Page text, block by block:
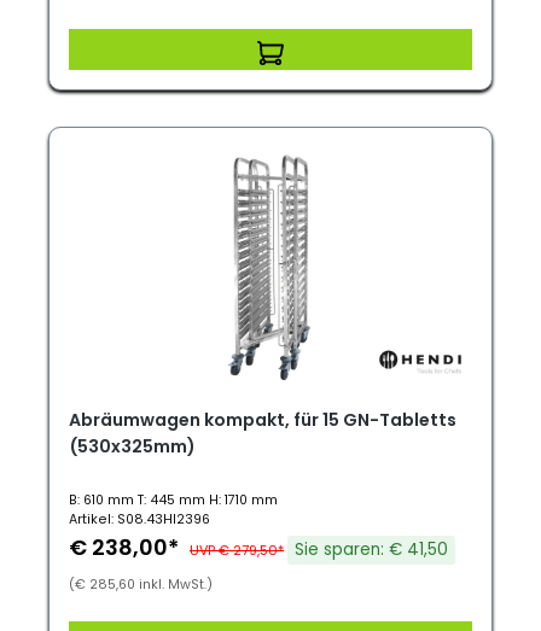
Abräumwagen kompakt, für 15 GN-Tabletts
(530x325mm)
B: 610 mm T: 445 mm H: 1710 mm
Artikel: S08.43HI2396
€ 238,00* UVP € 279,50* Sie sparen: € 41,50
(€ 285,60 inkl. MwSt.)